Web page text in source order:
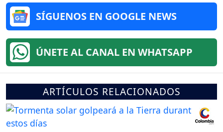
SÍGUENOS EN GOOGLE NEWS
ÚNETE AL CANAL EN WHATSAPP
ARTÍCULOS RELACIONADOS